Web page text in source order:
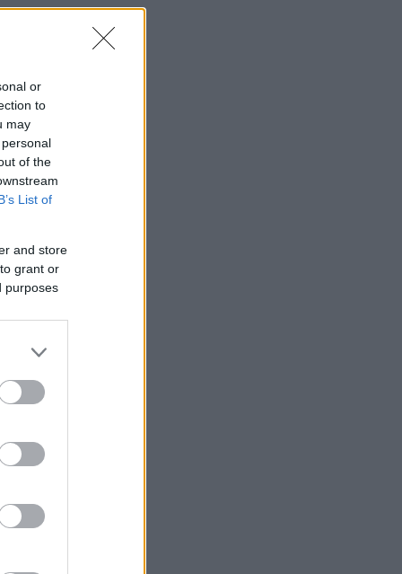
or
to
may
of the
List of
and store
grant or
purposes